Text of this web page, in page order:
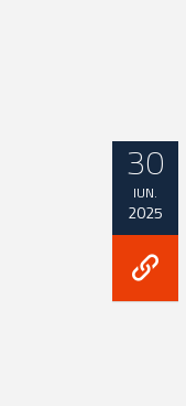
30
IUN.
2025